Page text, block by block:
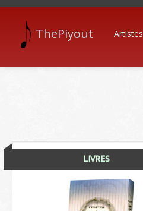
ThePiyout Artistes
LIVRES